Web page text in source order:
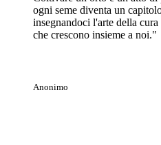
ogni seme diventa un
insegnandoci l'arte della
che crescono insieme a noi."
Anonimo